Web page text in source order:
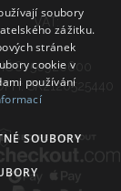
IČO: 50920600
SK2120525440
soubory
zážitku.
stránek
cookie v
používání
SOUBORY